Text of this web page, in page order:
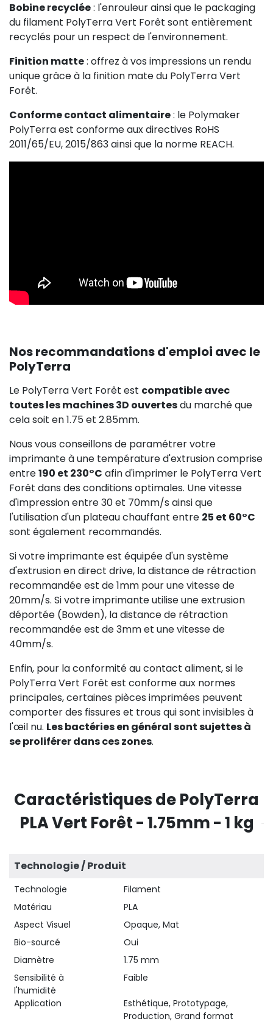
Bobine recyclée: l'enrouleur ainsi que le packaging
du filament PolyTerra Vert Forêt sont entièrement
recyclés pour un respect de l'environnement.
Finition matte: offrez à vos impressions un rendu
unique grâce à la finition mate du PolyTerra Vert
Forêt.
Conforme contact alimentaire: le Polymaker
PolyTerra est conforme aux directives RoHS
2011/65/EU, 2015/863 ainsi que la norme REACH.
Nos recommandations d'emploi avec le
PolyTerra
Le PolyTerra Vert Forêt est compatible avec
toutes les machines 3D ouvertesdu marché que
cela soit en 1.75 et 2.85mm.
Nous vous conseillons de paramétrer votre
imprimante à une température d'extrusion comprise
entre190 et 230°C afin d'imprimer le PolyTerra Vert
Forêt dans des conditions optimales. Une vitesse
d'impression entre 30 et 70mm/s ainsi que
l'utilisation d'un plateau chauffant entre 25 et 60°C
sont également recommandés.
Si votre imprimante est équipée d'un système
d'extrusion en direct drive, la distance de rétraction
recommandée est de 1mm pour une vitesse de
20mm/s. Si votre imprimante utilise une extrusion
déportée (Bowden), la distance de rétraction
recommandée est de 3mm et une vitesse de
40mm/s.
Enfin, pour la conformité au contact aliment, si le
PolyTerra Vert Forêt est conforme aux normes
principales, certaines pièces imprimées peuvent
comporter des fissures et trous qui sont invisibles à
l'œil nu. Les bactéries en général sont sujettes à
se proliférer dans ces zones.
Caractéristiques de PolyTerra
PLA Vert Forêt - 1.75mm - 1 kg
Technologie / Produit
Technologie
Filament
Matériau
PLA
Aspect Visuel
Opaque, Mat
Bio-sourcé
Oui
Diamètre
1.75 mm
Sensibilité à
l'humidité
Faible
Application
Esthétique, Prototypage,
Production, Grand format